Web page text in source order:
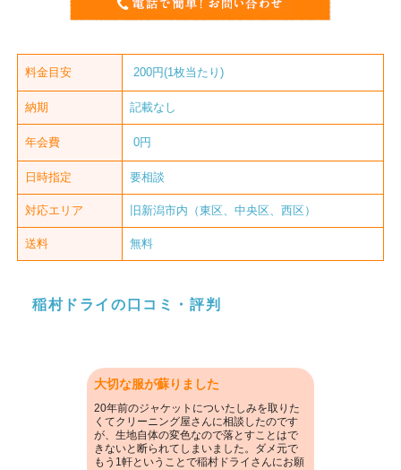
料金目安 200円(1枚当たり)
納期 記載なし
年会費 0円
日時指定 要相談
対応エリア 旧新潟市内（東区、中央区、西区）
送料 無料
稲村ドライの口コミ・評判
大切な服が蘇りました
20年前のジャケットについたしみを取りた
くてクリーニング屋さんに相談したのです
が、生地自体の変色なので落とすことはで
きないと断られてしまいました。ダメ元で
もう1軒ということで稲村ドライさんにお願